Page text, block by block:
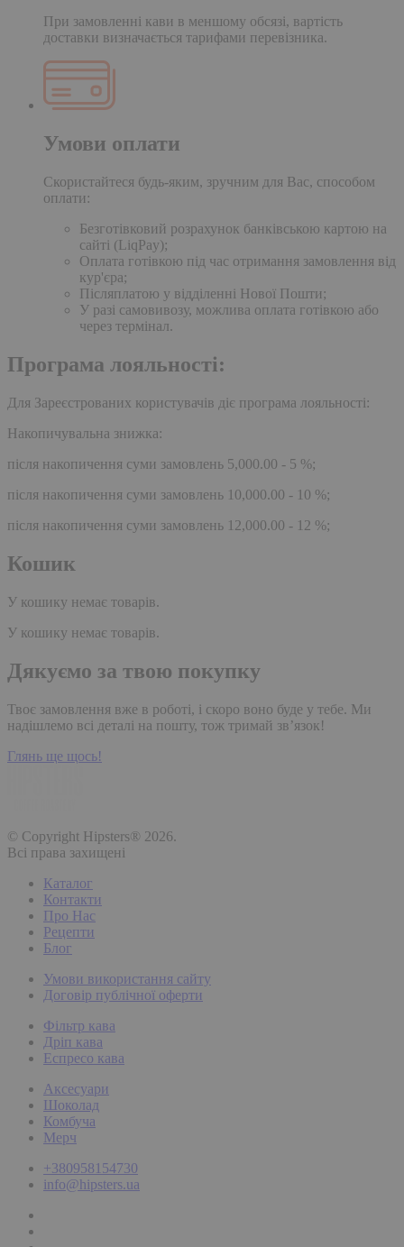
При замовленні кави в меншому обсязі, вартість
доставки визначається тарифами перевізника.
Умови оплати
Скористайтеся будь-яким, зручним для Вас, способом
оплати:
Безготівковий розрахунок банківською картою на
сайті (LiqPay);
Оплата готівкою під час отримання замовлення від
кур'єра;
Післяплатою у відділенні Нової Пошти;
У разі самовивозу, можлива оплата готівкою або
через термінал.
Програма лояльності:
Для Зареєстрованих користувачів діє програма лояльності:
Накопичувальна знижка:
після накопичення суми замовлень 5,000.00 - 5 %;
після накопичення суми замовлень 10,000.00 - 10 %;
після накопичення суми замовлень 12,000.00 - 12 %;
Кошик
У кошику немає товарів.
У кошику немає товарів.
Дякуємо за твою покупку
Твоє замовлення вже в роботі, і скоро воно буде у тебе. Ми
надішлемо всі деталі на пошту, тож тримай зв’язок!
Глянь ще щось!
© Copyright Hipsters® 2026.
Всі права захищені
Каталог
Контакти
Про Нас
Рецепти
Блог
Умови використання сайту
Договір публічної оферти
Фільтр кава
Дріп кава
Еспресо кава
Аксесуари
Шоколад
Комбуча
Мерч
+380958154730
info@hipsters.ua